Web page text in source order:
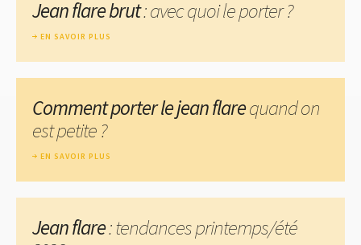
Jean flare brut: avec quoi le porter ?
EN SAVOIR PLUS
Comment porter le jean flarequand on
est petite ?
EN SAVOIR PLUS
Jean flare: tendances printemps/été